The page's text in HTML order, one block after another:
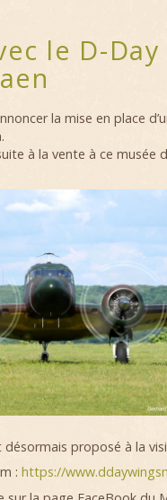
le D-Day
la mise en place
à la vente à ce musée
proposé à la
: https://